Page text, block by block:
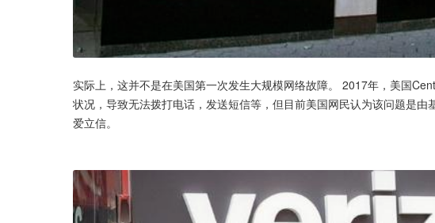
实际上，这并不是在美国第一次发生大规模网络故障。 2017年，美国
状况，导致无法拨打电话，发送短信等，但目前美国网民认为该问题是
爱立信。